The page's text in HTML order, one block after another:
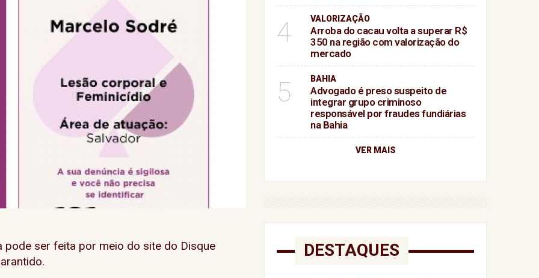
ser feita por meio do site do Disque
4 VALORIZAÇÃO
Arroba do cacau volta a superar R$
350 na região com valorização do
mercado
5 BAHIA
Advogado é preso suspeito de
integrar grupo criminoso
responsável por fraudes fundiárias
na Bahia
VER MAIS
DESTAQUES